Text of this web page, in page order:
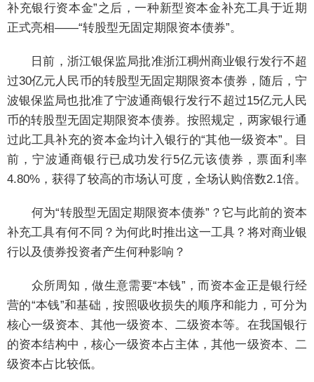
补充银行资本金”之后，一种新型资本金补充工具于近期
正式亮相——“转股型无固定期限资本债券”。
日前，浙江银保监局批准浙江稠州商业银行发行不超
过30亿元人民币的转股型无固定期限资本债券，随后，宁
波银保监局也批准了宁波通商银行发行不超过15亿元人民
币的转股型无固定期限资本债券。按照规定，两家银行通
过此工具补充的资本金均计入银行的“其他一级资本”。目
前，宁波通商银行已成功发行5亿元该债券，票面利率
4.80%，获得了较高的市场认可度，全场认购倍数2.1倍。
何为“转股型无固定期限资本债券”？它与此前的资本
补充工具有何不同？为何此时推出这一工具？将对商业银
行以及债券投资者产生何种影响？
众所周知，做生意需要“本钱”，而资本金正是银行经
营的“本钱”和基础，按照吸收损失的顺序和能力，可分为
核心一级资本、其他一级资本、二级资本等。在我国银行
的资本结构中，核心一级资本占主体，其他一级资本、二
级资本占比较低。